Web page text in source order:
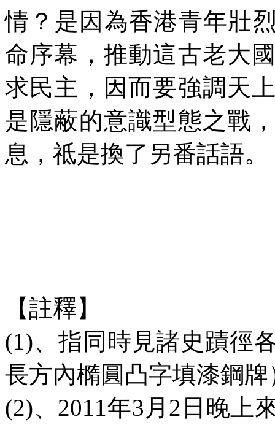
情？是因為香港青年壯
命序幕，推動這古老大
求民主，因而要強調天
是隱蔽的意識型態之戰
息，祗是換了另番話語。
【註釋】
(1)、指同時見諸史蹟徑
長方內橢圓凸字填漆鋼
(2)、 2011年3 月 2 日晚上